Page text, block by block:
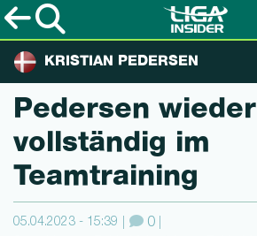
KRISTIAN PEDERSEN
Pedersen wieder
vollständig im
Teamtraining
05.04.2023 - 15:39 0